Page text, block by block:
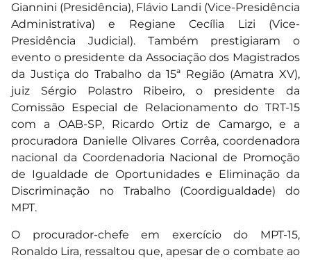
Giannini (Presidência), Flávio Landi (Vice-Presidência
Administrativa) e Regiane Cecília Lizi (Vice-
Presidência Judicial). Também prestigiaram o
evento o presidente da Associação dos Magistrados
da Justiça do Trabalho da 15ª Região (Amatra XV),
juiz Sérgio Polastro Ribeiro, o presidente da
Comissão Especial de Relacionamento do TRT-15
com a OAB-SP, Ricardo Ortiz de Camargo, e a
procuradora Danielle Olivares Corrêa, coordenadora
nacional da Coordenadoria Nacional de Promoção
de Igualdade de Oportunidades e Eliminação da
Discriminação no Trabalho (Coordigualdade) do
MPT.
O procurador-chefe em exercício do MPT-15,
Ronaldo Lira, ressaltou que, apesar de o combate ao